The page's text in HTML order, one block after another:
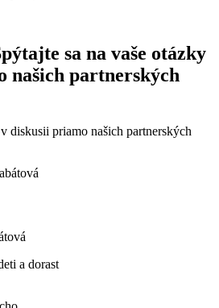
sa na vaše otázky
našich partnerských
diskusii priamo našich partnerských
a dorast